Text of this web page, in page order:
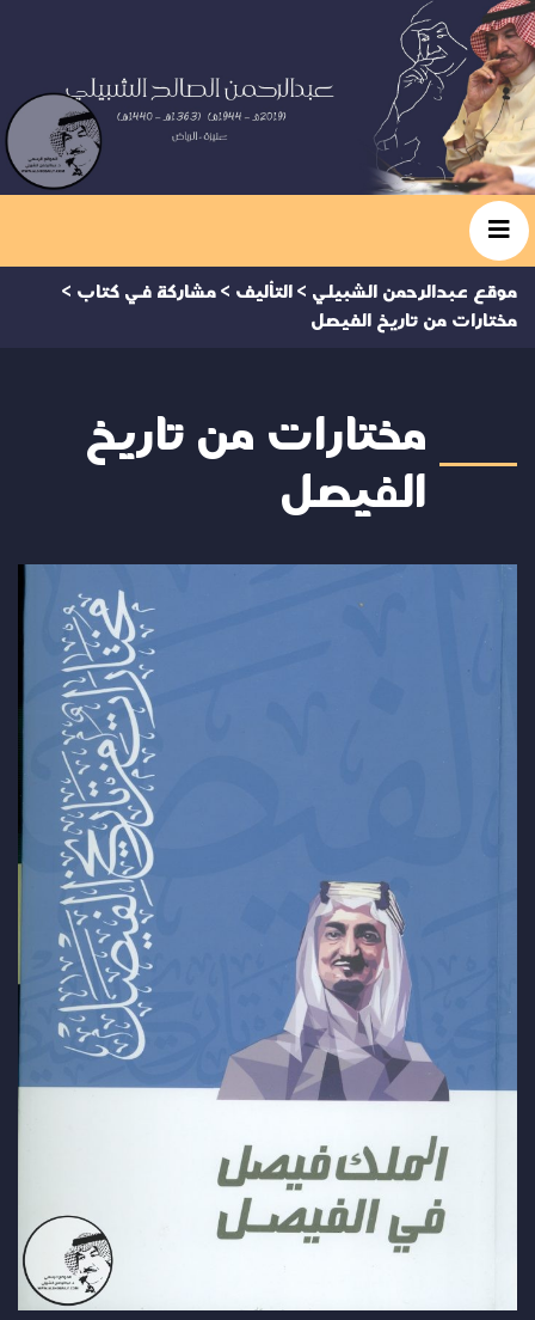
موقع عبدالرحمن الشبيلي > التأليف > مشاركة في كتاب >
مختارات من تاريخ الفيصل
مختارات من تاريخ
الفيصل